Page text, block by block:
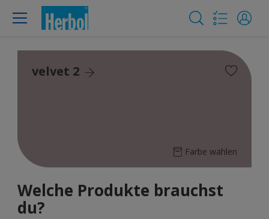
velvet 2
Farbe wählen
Welche Produkte brauchst
du?